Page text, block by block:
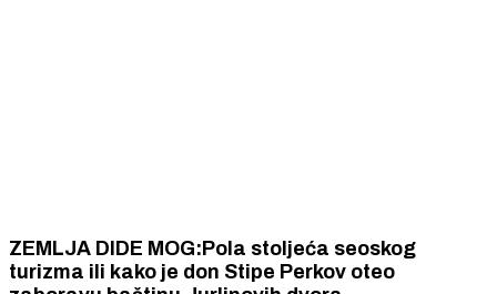
ZEMLJA DIDE MOG:Pola stoljeća seoskog
turizma ili kako je don Stipe Perkov oteo